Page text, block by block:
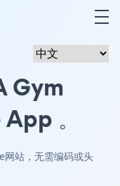
Gym
App 。
站，无需编码或头